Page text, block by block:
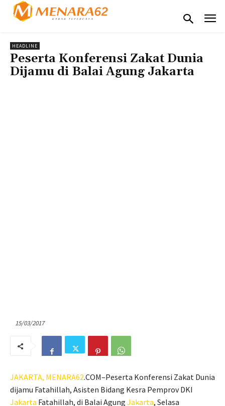
HEADLINE
Peserta Konferensi Zakat Dunia
Dijamu di Balai Agung Jakarta
15/03/2017
JAKARTA, MENARA62.COM–Peserta Konferensi Zakat Dunia
dijamu Fatahillah, Asisten Bidang Kesra Pemprov DKI
Jakarta Fatahillah, di Balai Agung Jakarta, Selasa